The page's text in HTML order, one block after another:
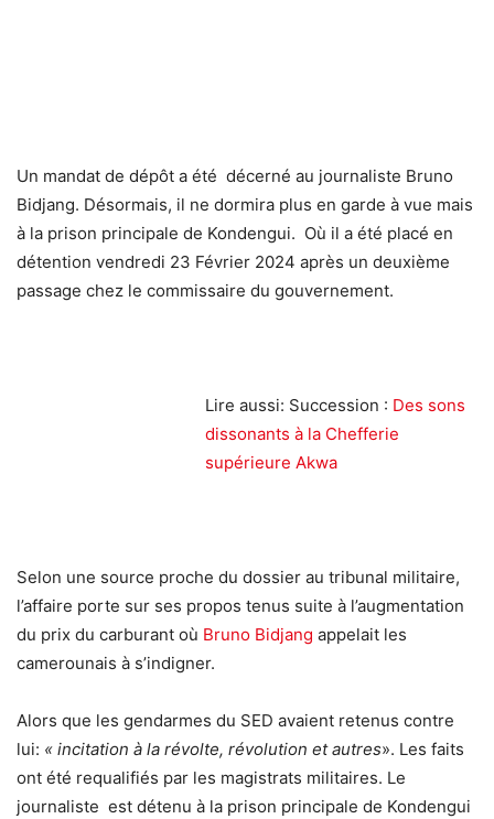
Un mandat de dépôt a été décerné au journaliste Bruno
Bidjang. Désormais, il ne dormira plus en garde à vue mais
à la prison principale de Kondengui. Où il a été placé en
détention vendredi 23 Février 2024 après un deuxième
passage chez le commissaire du gouvernement.
Lire aussi: Succession : Des sons
dissonants à la Chefferie
supérieure Akwa
Selon une source proche du dossier au tribunal militaire,
l’affaire porte sur ses propos tenus suite à l’augmentation
du prix du carburant où Bruno Bidjang appelait les
camerounais à s’indigner.
Alors que les gendarmes du SED avaient retenus contre
lui: « incitation à la révolte, révolution et autres». Les faits
ont été requalifiés par les magistrats militaires. Le
journaliste est détenu à la prison principale de Kondengui